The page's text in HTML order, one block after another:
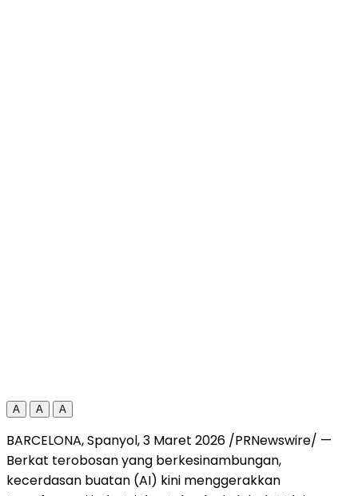
A A A
BARCELONA, Spanyol,3 Maret 2026 /PRNewswire/ —
Berkat terobosan yang berkesinambungan,
kecerdasan buatan (AI) kini menggerakkan